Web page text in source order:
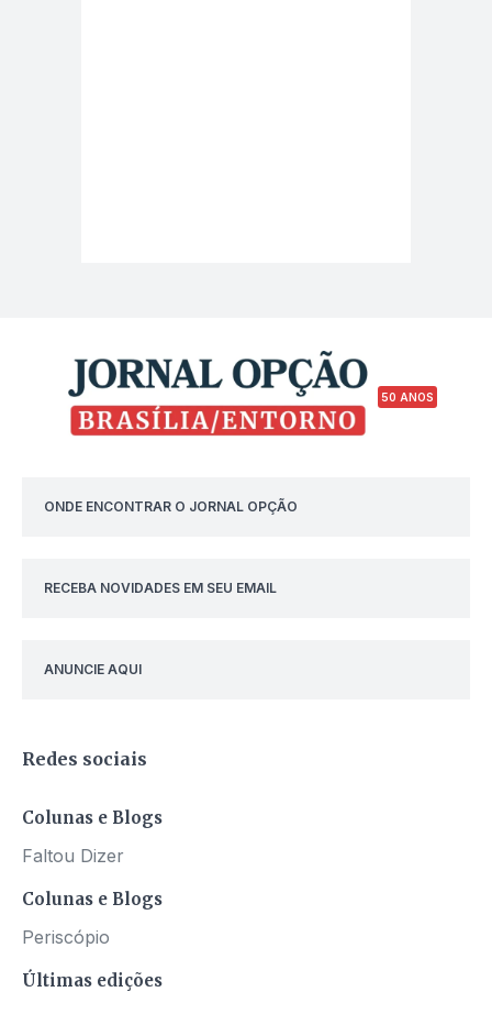
50 ANOS
ONDE ENCONTRAR O JORNAL OPÇÃO
RECEBA NOVIDADES EM SEU EMAIL
ANUNCIE AQUI
Redes sociais
Colunas e Blogs
Faltou Dizer
Colunas e Blogs
Periscópio
Últimas edições